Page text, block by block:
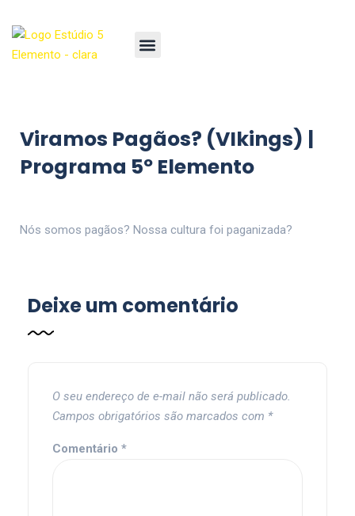
Viramos Pagãos? (VIkings) |
Programa 5º Elemento
Nós somos pagãos? Nossa cultura foi paganizada?
Deixe um comentário
O seu endereço de e-mail não será publicado.
Campos obrigatórios são marcados com *
Comentário *